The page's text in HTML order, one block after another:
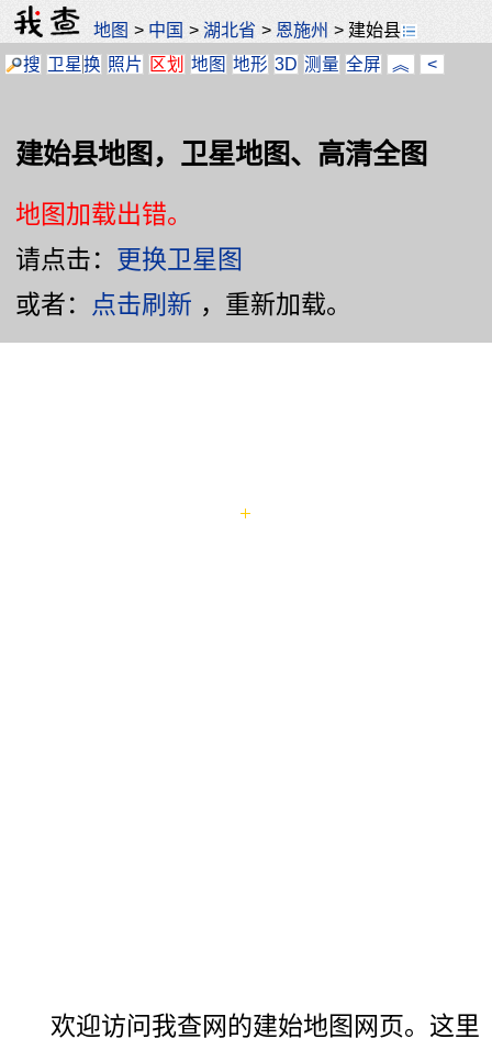
地图 > 中国 >湖北省 > 恩施州 > 建始县
搜 卫星换 照片 区划 地图 地形 3D 测量 全屏 ︽ <
建始县地图，卫星地图、高清全图
地图加载出错。
请点击： 更换卫星图
或者： 点击刷新 ，重新加载。
欢迎访问我查网的建始地图网页。这里